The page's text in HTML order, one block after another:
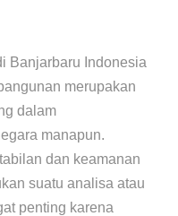
Banjarbaru Indonesia
merupakan
dalam
manapun.
dan keamanan
suatu analisa atau
penting karena